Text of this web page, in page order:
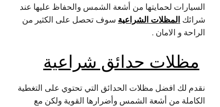
السيارات لحمايتها من أشعة الشمس والحفاظ عليها عند
شرائك المظلات الشراعية سوف تحصل على الكثير من
الراحة و الامان .
مظلات حدائق شراعية
نقدم لك افضل مظلات الحدائق التي تحتوي على التغطية
الكاملة من أشعة الشمس وأضرارها القوية ولكن مع